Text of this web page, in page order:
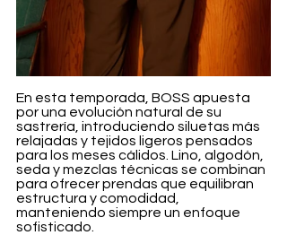
En esta temporada, BOSS apuesta
por una evolución natural de su
sastrería, introduciendo siluetas más
relajadas y tejidos ligeros pensados
para los meses cálidos. Lino, algodón,
seda y mezclas técnicas se combinan
para ofrecer prendas que equilibran
estructura y comodidad,
manteniendo siempre un enfoque
sofisticado.